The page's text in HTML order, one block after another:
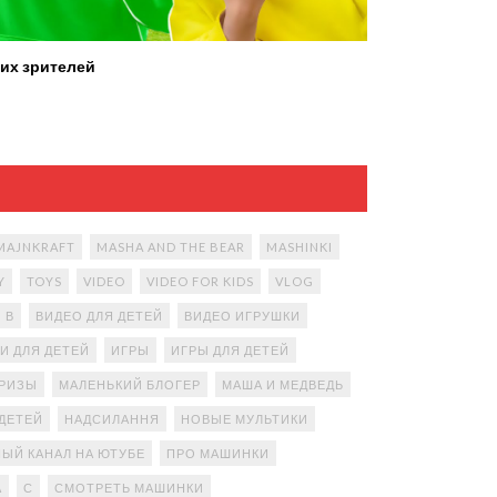
зрителей
MASHA AND THE BEAR MASHINKI
TOYS VIDEO VIDEO FOR KIDS VLOG
В ВИДЕО ДЛЯ ДЕТЕЙ ВИДЕО ИГРУШКИ
ДЛЯ ДЕТЕЙ ИГРЫ ИГРЫ ДЛЯ ДЕТЕЙ
МАЛЕНЬКИЙ БЛОГЕР МАША И МЕДВЕДЬ
НАДСИЛАННЯ НОВЫЕ МУЛЬТИКИ
КАНАЛ НА ЮТУБЕ ПРО МАШИНКИ
С СМОТРЕТЬ МАШИНКИ